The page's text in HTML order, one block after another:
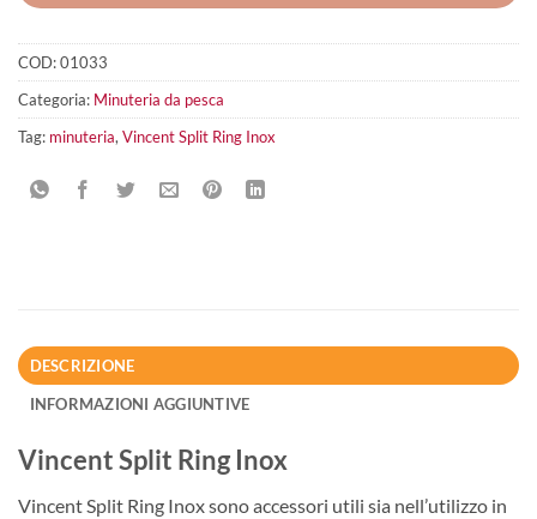
COD:01033
Categoria: Minuteria da pesca
Tag: minuteria, Vincent Split Ring Inox
DESCRIZIONE
INFORMAZIONI AGGIUNTIVE
Vincent Split Ring Inox
Vincent Split Ring Inox sono accessori utili sia nell’utilizzo in